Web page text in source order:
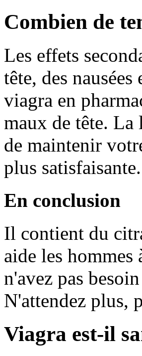
Combien de
Les effets
tête, des
viagra en
maux de tête.
de maintenir
plus satisfaisante.
En conclusion
Il contient du
aide les
n'avez pas
N'attendez plus,
Viagra est-il